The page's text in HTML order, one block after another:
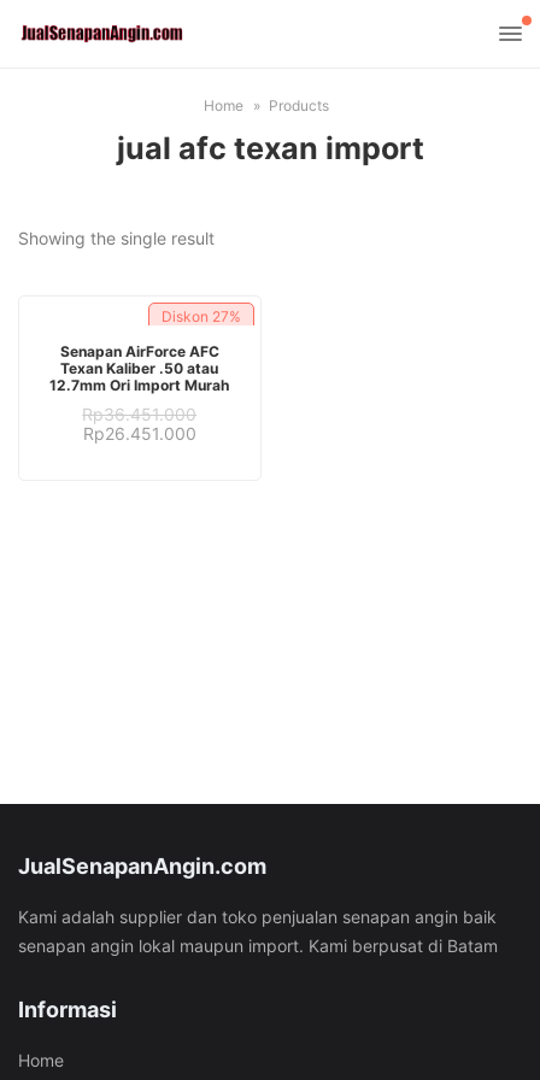
Home Products
jual afc texan import
Showing the single result
Diskon 27%
ADD TO CART
Senapan AirForce AFC
Texan Kaliber .50 atau
12.7mm Ori Import Murah
Rp36.451.000
Original
Rp26.451.000Current
JualSenapanAngin.com
Kami adalah supplier dan toko penjualan senapan angin baik
senapan angin lokal maupun import. Kami berpusat di Batam
Informasi
Home